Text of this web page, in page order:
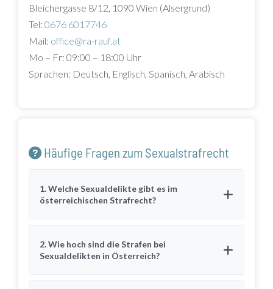
Bleichergasse 8/12, 1090 Wien (Alsergrund)
Tel: 0676 6017746
Mail: office@ra-rauf.at
Mo – Fr: 09:00 – 18:00 Uhr
Sprachen: Deutsch, Englisch, Spanisch, Arabisch
Häufige Fragen zum Sexualstrafrecht
1. Welche Sexualdelikte gibt es im
österreichischen Strafrecht?
2. Wie hoch sind die Strafen bei
Sexualdelikten in Österreich?